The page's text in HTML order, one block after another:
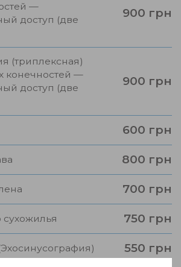
—
доступ (две
900 грн
(триплексная)
конечностей —
доступ (две
900 грн
600 грн
800 грн
700 грн
750 грн
550 грн